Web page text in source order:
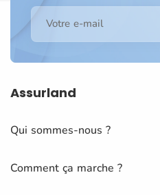
Votre e-mail
Assurland
Qui sommes-nous ?
Comment ça marche ?